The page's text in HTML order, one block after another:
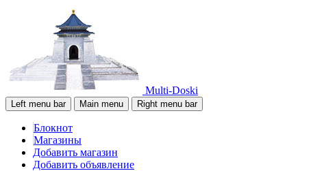
Multi-Doski
Left menu bar Main menu Right menu bar
Блокнот
Магазины
Добавить магазин
Добавить объявление